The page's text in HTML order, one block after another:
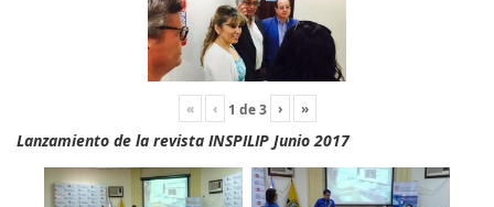
« ‹ 1 de3 › »
Lanzamiento de la revista INSPILIP Junio 2017